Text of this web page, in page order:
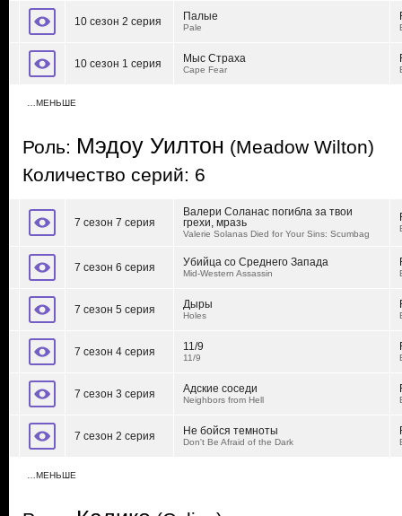
10 сезон 2 серия Палые
Pale
10 сезон 1 серия Мыс Страха
Cape Fear
…МЕНЬШЕ
Роль: Мэдоу Уилтон (Meadow Wilton)
Количество серий: 6
7 сезон 7 серия
Валери Соланас погибла за твои
грехи, мразь
Valerie Solanas Died for Your Sins: Scumbag
7 сезон 6 серия Убийца со Среднего Запада
Mid-Western Assassin
7 сезон 5 серия Дыры
Holes
7 сезон 4 серия 11/9
11/9
7 сезон 3 серия Адские соседи
Neighbors from Hell
7 сезон 2 серия Не бойся темноты
Don't Be Afraid of the Dark
…МЕНЬШЕ